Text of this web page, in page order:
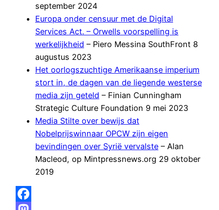
september 2024
Europa onder censuur met de Digital
Services Act. – Orwells voorspelling is
werkelijkheid – Piero Messina SouthFront 8
augustus 2023
Het oorlogszuchtige Amerikaanse imperium
stort in, de dagen van de liegende westerse
media zijn geteld – Finian Cunningham
Strategic Culture Foundation 9 mei 2023
Media Stilte over bewijs dat
Nobelprijswinnaar OPCW zijn eigen
bevindingen over Syrië vervalste – Alan
Macleod, op Mintpressnews.org 29 oktober
2019